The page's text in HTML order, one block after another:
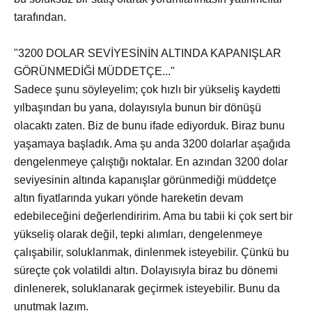
tarafından.
"3200 DOLAR SEVİYESİNİN ALTINDA KAPANIŞLAR
GÖRÜNMEDİĞİ MÜDDETÇE..."
Sadece şunu söyleyelim; çok hızlı bir yükseliş kaydetti
yılbaşından bu yana, dolayısıyla bunun bir dönüşü
olacaktı zaten. Biz de bunu ifade ediyorduk. Biraz bunu
yaşamaya başladık. Ama şu anda 3200 dolarlar aşağıda
dengelenmeye çalıştığı noktalar. En azından 3200 dolar
seviyesinin altında kapanışlar görünmediği müddetçe
altın fiyatlarında yukarı yönde hareketin devam
edebileceğini değerlendiririm. Ama bu tabii ki çok sert bir
yükseliş olarak değil, tepki alımları, dengelenmeye
çalışabilir, soluklanmak, dinlenmek isteyebilir. Çünkü bu
süreçte çok volatildi altın. Dolayısıyla biraz bu dönemi
dinlenerek, soluklanarak geçirmek isteyebilir. Bunu da
unutmak lazım.